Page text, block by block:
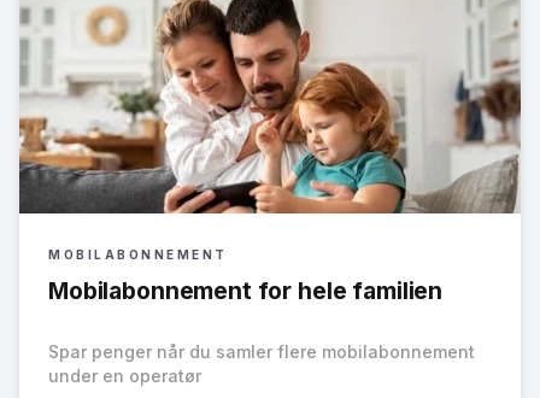
MOBILABONNEMENT
Mobilabonnement for hele familien
Spar penger når du samler flere mobilabonnement
under en operatør